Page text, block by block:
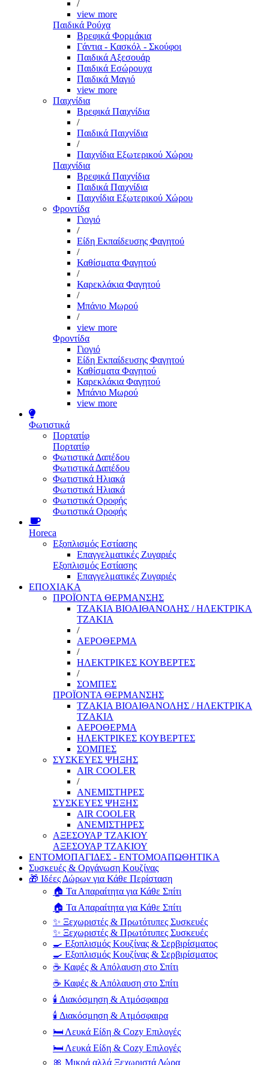
/
view more
Παιδικά Ρούχα
Βρεφικά Φορμάκια
Γάντια - Κασκόλ - Σκούφοι
Παιδικά Αξεσουάρ
Παιδικά Εσώρουχα
Παιδικά Μαγιό
view more
Παιχνίδια
Βρεφικά Παιχνίδια
/
Παιδικά Παιχνίδια
/
Παιχνίδια Εξωτερικού Χώρου
Παιχνίδια
Βρεφικά Παιχνίδια
Παιδικά Παιχνίδια
Παιχνίδια Εξωτερικού Χώρου
Φροντίδα
Γιογιό
/
Είδη Εκπαίδευσης Φαγητού
/
Καθίσματα Φαγητού
/
Καρεκλάκια Φαγητού
/
Μπάνιο Μωρού
/
view more
Φροντίδα
Γιογιό
Είδη Εκπαίδευσης Φαγητού
Καθίσματα Φαγητού
Καρεκλάκια Φαγητού
Μπάνιο Μωρού
view more
Φωτιστικά
Πορτατίφ
Πορτατίφ
Φωτιστικά Δαπέδου
Φωτιστικά Δαπέδου
Φωτιστικά Ηλιακά
Φωτιστικά Ηλιακά
Φωτιστικά Οροφής
Φωτιστικά Οροφής
Horeca
Εξοπλισμός Εστίασης
Επαγγελματικές Ζυγαριές
Εξοπλισμός Εστίασης
Επαγγελματικές Ζυγαριές
ΕΠΟΧΙΑΚΑ
ΠΡΟΪΟΝΤΑ ΘΕΡΜΑΝΣΗΣ
ΤΖΑΚΙΑ ΒΙΟΑΙΘΑΝΟΛΗΣ / ΗΛΕΚΤΡΙΚΑ
ΤΖΑΚΙΑ
/
ΑΕΡΟΘΕΡΜΑ
/
ΗΛΕΚΤΡΙΚΕΣ ΚΟΥΒΕΡΤΕΣ
/
ΣΟΜΠΕΣ
ΠΡΟΪΟΝΤΑ ΘΕΡΜΑΝΣΗΣ
ΤΖΑΚΙΑ ΒΙΟΑΙΘΑΝΟΛΗΣ / ΗΛΕΚΤΡΙΚΑ
ΤΖΑΚΙΑ
ΑΕΡΟΘΕΡΜΑ
ΗΛΕΚΤΡΙΚΕΣ ΚΟΥΒΕΡΤΕΣ
ΣΟΜΠΕΣ
ΣΥΣΚΕΥΕΣ ΨΗΞΗΣ
AIR COOLER
/
ΑΝΕΜΙΣΤΗΡΕΣ
ΣΥΣΚΕΥΕΣ ΨΗΞΗΣ
AIR COOLER
ΑΝΕΜΙΣΤΗΡΕΣ
ΑΞΕΣΟΥΑΡ ΤΖΑΚΙΟΥ
ΑΞΕΣΟΥΑΡ ΤΖΑΚΙΟΥ
ΕΝΤΟΜΟΠΑΓΙΔΕΣ - ΕΝΤΟΜΟΑΠΩΘΗΤΙΚΑ
Συσκευές & Οργάνωση Κουζίνας
🎁 Ιδέες Δώρων για Κάθε Περίσταση
🏠 Τα Απαραίτητα για Κάθε Σπίτι
🏠 Τα Απαραίτητα για Κάθε Σπίτι
✨ Ξεχωριστές & Πρωτότυπες Συσκευές
✨ Ξεχωριστές & Πρωτότυπες Συσκευές
🍳 Εξοπλισμός Κουζίνας & Σερβιρίσματος
🍳 Εξοπλισμός Κουζίνας & Σερβιρίσματος
☕ Καφές & Απόλαυση στο Σπίτι
☕ Καφές & Απόλαυση στο Σπίτι
🕯️ Διακόσμηση & Ατμόσφαιρα
🕯️ Διακόσμηση & Ατμόσφαιρα
🛏️ Λευκά Είδη & Cozy Επιλογές
🛏️ Λευκά Είδη & Cozy Επιλογές
🎀 Μικρά αλλά Ξεχωριστά Δώρα